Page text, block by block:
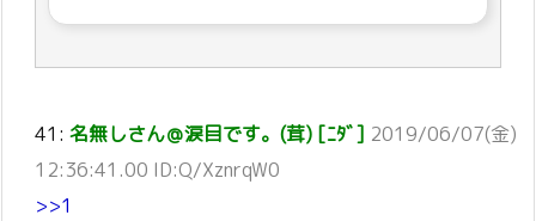
41: 名無しさん＠涙目です。(茸) [ﾆﾀﾞ] 2019/06/07(金)
12:36:41.00 ID:Q/XznrqW0
>>1